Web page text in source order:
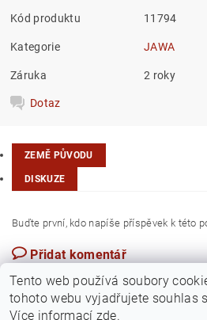
Kód produktu 11794
Kategorie JAWA
Záruka 2 roky
Dotaz
ZEMĚ PŮVODU
DISKUZE
Buďte první, kdo napíše příspěvek k této
Přidat komentář
Tento web používá soubory
tohoto webu vyjadřujete souhlas
Více informací zde.